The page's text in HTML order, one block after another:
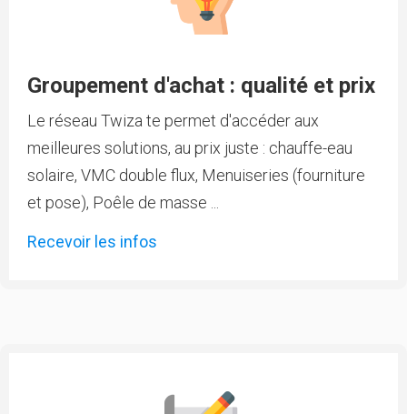
Groupement d'achat : qualité et prix
Le réseau Twiza te permet d'accéder aux
meilleures solutions, au prix juste : chauffe-eau
solaire, VMC double flux, Menuiseries (fourniture
et pose), Poêle de masse ...
Recevoir les infos